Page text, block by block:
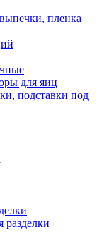
пленка
для яиц
подставки под